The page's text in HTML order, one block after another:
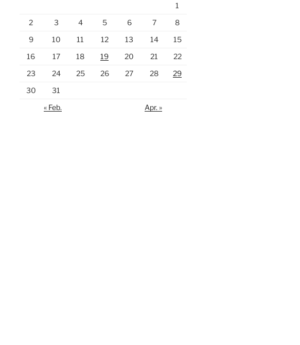
1
2
3 4 5 6 7
8
9
10 11 12 13 14
15
16
17 18 19 20 21
22
23
24 25 26 27 28
29
30
31
« Feb.
Apr. »